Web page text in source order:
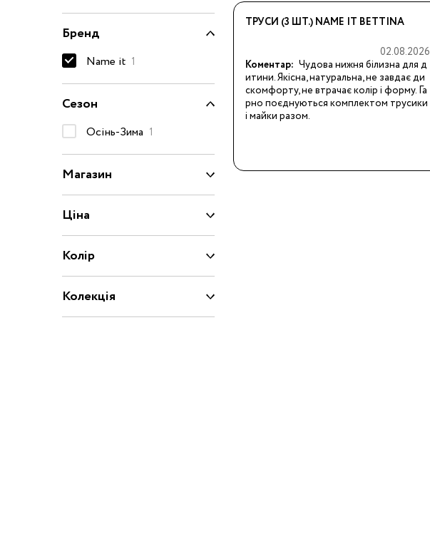
134-146 см
152-176 см
Бренди:
Черевики та
напівчеревики
Капці
Взуття за розміром
Бренд
Name it 1
Сезон
Осінь-Зима 1
Магазин
Ціна
Колір
Колекція
ТРУСИ (3 ШТ.) NAME IT BETTINA
02.08.2026
Коментар: Чудова нижня білизна для д
итини. Якісна, натуральна, не завдає ди
скомфорту, не втрачає колір і форму. Га
рно поєднуються комплектом трусики
і майки разом.